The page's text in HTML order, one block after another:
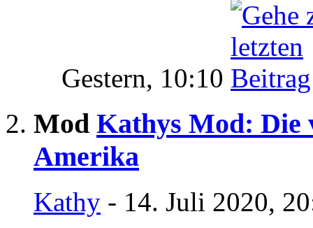
Gestern, 10:10
Mod Kathys Mod: Die
Amerika
Kathy - 14. Juli 2020,